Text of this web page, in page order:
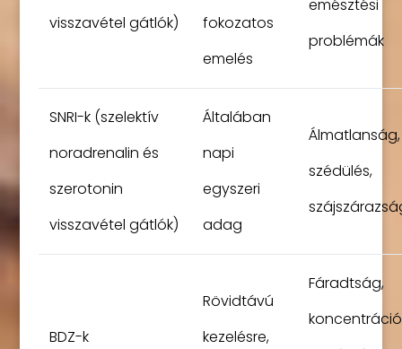
visszavétel gátlók)
fokozatos
emelés
emésztési
problémák
SNRI-k (szelektív
noradrenalin és
szerotonin
visszavétel gátlók)
Általában
napi
egyszeri
adag
Álmatlanság,
szédülés,
BDZ-k
Rövidtávú
kezelésre,
Fáradtság,